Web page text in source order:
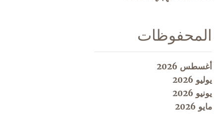
المحفوظات
أغسطس 2026
يوليو 2026
يونيو 2026
مايو 2026